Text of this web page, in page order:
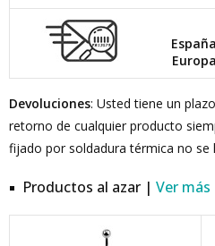
España
Europa
Devoluciones: Usted tiene un
retorno de cualquier producto
fijado por soldadura térmica no se
Productos al azar | Ver más